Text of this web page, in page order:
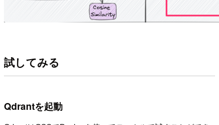
試してみる
Qdrantを起動